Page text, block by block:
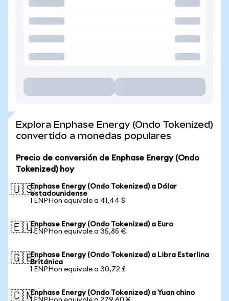
Explora Enphase Energy (Ondo Tokenized)
convertido a monedas populares
Precio de conversión de Enphase Energy (Ondo
Tokenized) hoy
🇺🇸Enphase Energy (Ondo Tokenized) a Dólar
estadounidense
1 ENPHon equivale a 41,44 $
🇪🇺Enphase Energy (Ondo Tokenized) a Euro
1 ENPHon equivale a 35,85 €
🇬🇧Enphase Energy (Ondo Tokenized) a Libra Esterlina
Británica
1 ENPHon equivale a 30,72 £
🇨🇳Enphase Energy (Ondo Tokenized) a Yuan chino